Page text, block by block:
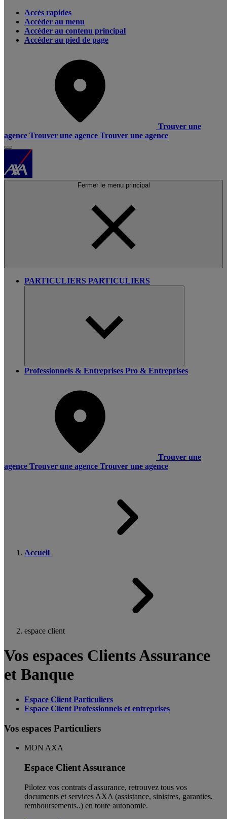
Accès rapides
Accéder au menu
Accéder au contenu principal
Accéder au pied de page
Trouver une
agence Trouver une agence Trouver une agence
Fermer le menu principal
PARTICULIERS PARTICULIERS
Professionnels & Entreprises Pro & Entreprises
Trouver une
agence Trouver une agence Trouver une agence
Accueil
espace client
Vos espaces Clients Assurance
et Banque
Espace Client Particuliers
Espace Client Professionnels et entreprises
Vos espaces Particuliers
MON AXA
Espace Client Assurance
Pilotez vos contrats d'assurance, retrouvez tous vos
documents et services AXA (assistance, sinistres, garanties,
remboursements..) en toute autonomie. ​